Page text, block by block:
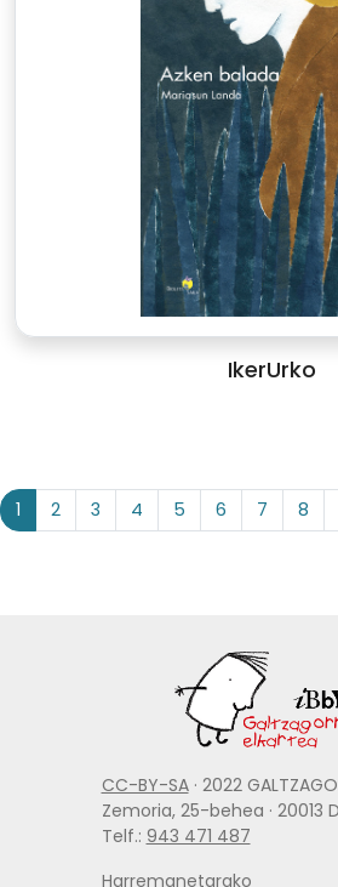
IkerUrko
1 2 3 4 5 6 7 8
CC-BY-SA· 2022
Zemoria, 25-behea · 20013
Telf.: 943 471 487
Harremanetarako